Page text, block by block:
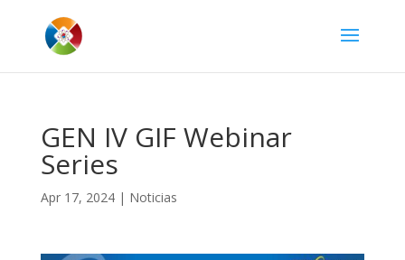
GEN IV GIF Webinar
Series
Apr 17, 2024| Noticias